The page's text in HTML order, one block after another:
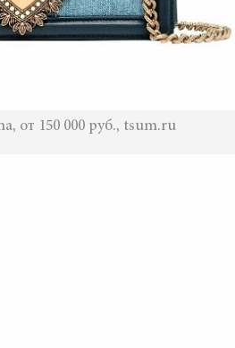
от 150 000 руб., tsum.ru